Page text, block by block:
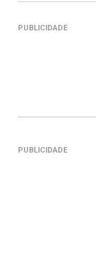
PUBLICIDADE
PUBLICIDADE